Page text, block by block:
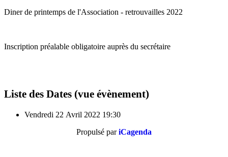
Diner de printemps de l'Association - retrouvailles 2022
Inscription préalable obligatoire auprès du secrétaire
Liste des Dates (vue évènement)
Vendredi 22 Avril 2022 19:30
Propulsé pariCagenda